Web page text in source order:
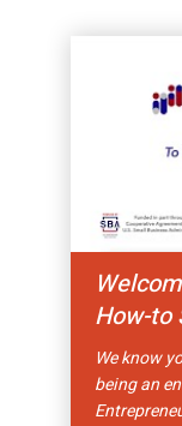
How-to
We know
being an